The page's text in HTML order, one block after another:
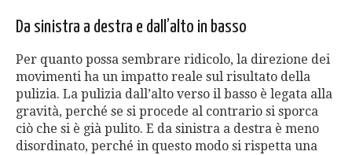
Da sinistra a destra e dall’alto in basso
Per quanto possa sembrare ridicolo, la direzione dei
movimenti ha un impatto reale sul risultato della
pulizia. La pulizia dall’alto verso il basso è legata alla
gravità, perché se si procede al contrario si sporca
ciò che si è già pulito. E da sinistra a destra è meno
disordinato, perché in questo modo si rispetta una